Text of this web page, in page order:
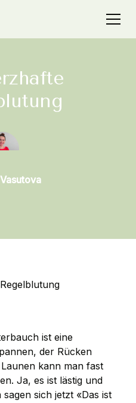
ist eine
der Rücken
kann man fast
Ja, es ist lästig und
sich jetzt «Das ist